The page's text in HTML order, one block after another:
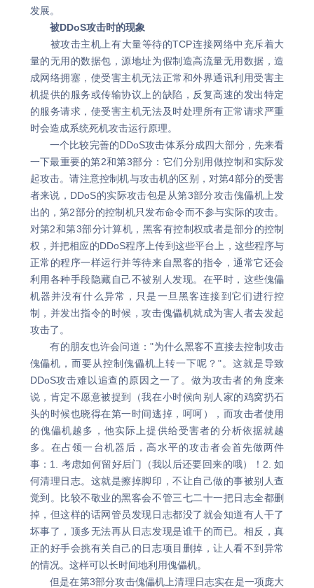
发展。
被DDoS攻击时的现象
被攻击主机上有大量等待的TCP连接网络中充斥着大
量的无用的数据包，源地址为假制造高流量无用数据，造
成网络拥塞，使受害主机无法正常和外界通讯利用受害主
机提供的服务或传输协议上的缺陷，反复高速的发出特定
的服务请求，使受害主机无法及时处理所有正常请求严重
时会造成系统死机攻击运行原理。
一个比较完善的DDoS攻击体系分成四大部分，先来看
一下最重要的第2和第3部分：它们分别用做控制和实际发
起攻击。请注意控制机与攻击机的区别，对第4部分的受害
者来说，DDoS的实际攻击包是从第3部分攻击傀儡机上发
出的，第2部分的控制机只发布命令而不参与实际的攻击。
对第2和第3部分计算机，黑客有控制权或者是部分的控制
权，并把相应的DDoS程序上传到这些平台上，这些程序与
正常的程序一样运行并等待来自黑客的指令，通常它还会
利用各种手段隐藏自己不被别人发现。在平时，这些傀儡
机器并没有什么异常，只是一旦黑客连接到它们进行控
制，并发出指令的时候，攻击傀儡机就成为害人者去发起
攻击了。
有的朋友也许会问道："为什么黑客不直接去控制攻击
傀儡机，而要从控制傀儡机上转一下呢？"。这就是导致
DDoS攻击难以追查的原因之一了。做为攻击者的角度来
说，肯定不愿意被捉到（我在小时候向别人家的鸡窝扔石
头的时候也晓得在第一时间逃掉，呵呵），而攻击者使用
的傀儡机越多，他实际上提供给受害者的分析依据就越
多。在占领一台机器后，高水平的攻击者会首先做两件
事：1. 考虑如何留好后门（我以后还要回来的哦）！2. 如
何清理日志。这就是擦掉脚印，不让自己做的事被别人查
觉到。比较不敬业的黑客会不管三七二十一把日志全都删
掉，但这样的话网管员发现日志都没了就会知道有人干了
坏事了，顶多无法再从日志发现是谁干的而已。相反，真
正的好手会挑有关自己的日志项目删掉，让人看不到异常
的情况。这样可以长时间地利用傀儡机。
但是在第3部分攻击傀儡机上清理日志实在是一项庞大